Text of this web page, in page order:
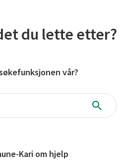
du lette etter?
vår?
Søk
Kari om hjelp